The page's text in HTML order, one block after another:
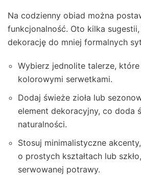
Na codzienny obiad można
funkcjonalność. Oto kilka
dekorację do mniej formalnych
Wybierz jednolite talerze,
kolorowymi serwetkami.
Dodaj świeże zioła lub
element dekoracyjny, co doda
naturalności.
Stosuj minimalistyczne
o prostych kształtach lub
serwowanej potrawy.